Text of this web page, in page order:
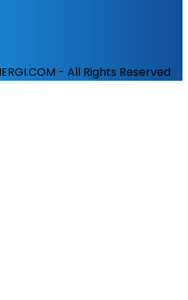
- All Rights Reserved